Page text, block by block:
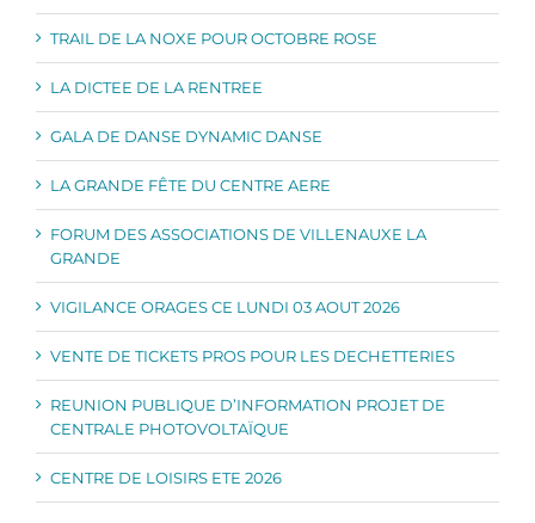
TRAIL DE LA NOXE POUR OCTOBRE ROSE
LA DICTEE DE LA RENTREE
GALA DE DANSE DYNAMIC DANSE
LA GRANDE FÊTE DU CENTRE AERE
FORUM DES ASSOCIATIONS DE VILLENAUXE LA
GRANDE
VIGILANCE ORAGES CE LUNDI 03 AOUT 2026
VENTE DE TICKETS PROS POUR LES DECHETTERIES
REUNION PUBLIQUE D’INFORMATION PROJET DE
CENTRALE PHOTOVOLTAÏQUE
CENTRE DE LOISIRS ETE 2026